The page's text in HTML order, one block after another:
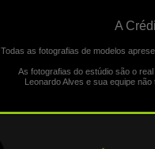
A
Todas as fotografias de modelos
As fotografias do estúdio são o
Leonardo Alves e sua equipe